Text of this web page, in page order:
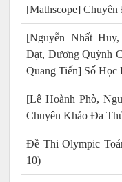
[Mathscope]
[Nguyễn Nhất
Đạt, Dương Quỳnh
Quang Tiến] Số
[Lê Hoành Phò,
Chuyên Khảo Đa
Đề Thi Olympic
10)